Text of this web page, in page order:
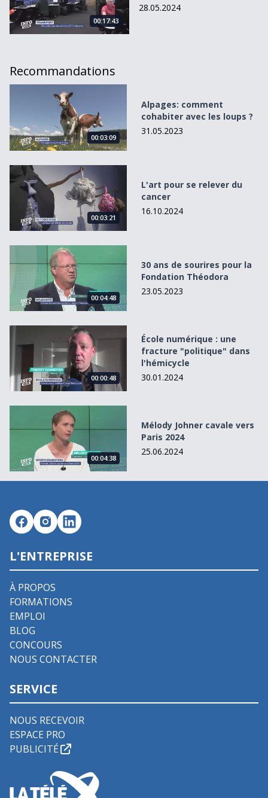
00:17:43
28.05.2024
Recommandations
Alpages: comment cohabiter avec les loups ?
00:03:09
Alpages: comment
cohabiter avec les loups ?
31.05.2023
L&#039;art pour se relever du cancer
00:03:21
L'art pour se relever du
cancer
16.10.2024
30 ans de sourires pour la Fondation Théodora
00:04:48
30 ans de sourires pour la
Fondation Théodora
23.05.2023
École numérique : une fracture &quot;politique&quot;
00:00:48
École numérique : une
fracture "politique" dans
l'hémicycle
30.01.2024
Mélody Johner cavale vers Paris 2024
00:04:38
Mélody Johner cavale vers
Paris 2024
25.06.2024
L'ENTREPRISE
À PROPOS
FORMATIONS
EMPLOI
BLOG
CONCOURS
NOUS CONTACTER
SERVICE
NOUS RECEVOIR
ESPACE PRO
PUBLICITÉ